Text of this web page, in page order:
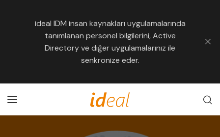
ideal IDM insan kaynakları uygulamalarında
tanımlanan personel bilgilerini, Active
Directory ve diğer uygulamalarınız ile
senkronize eder.